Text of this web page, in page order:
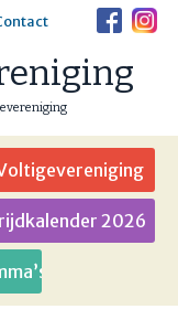
2026